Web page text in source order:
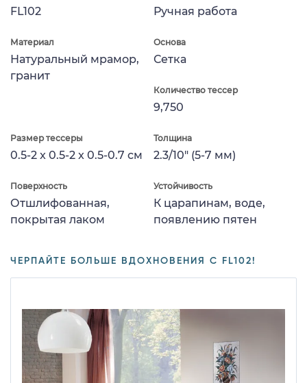
FL102 Ручная работа
Материал
Натуральный мрамор,
гранит
Основа
Сетка
Количество тессер
9,750
Размер тессеры
0.5-2 x 0.5-2 x 0.5-0.7 см
Толщина
2.3/10" (5-7 мм)
Поверхность
Отшлифованная,
покрытая лаком
Устойчивость
К царапинам, воде,
появлению пятен
ЧЕРПАЙТЕ БОЛЬШЕ ВДОХНОВЕНИЯ С FL102!